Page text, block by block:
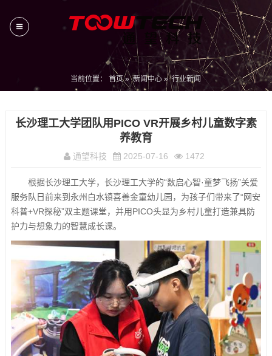
当前位置：首页»新闻中心 »行业新闻
长沙理工大学团队用PICO VR开展乡村儿童数字素
养教育
通望科技 2025-07-16 1472
根据长沙理工大学，长沙理工大学的“数启心智·童梦飞扬”关爱
服务队日前来到永州白水镇喜善金童幼儿园，为孩子们带来了“网安
科普+VR探秘”双主题课堂，并用PICO头显为乡村儿童打造兼具防
护力与想象力的智慧成长课。